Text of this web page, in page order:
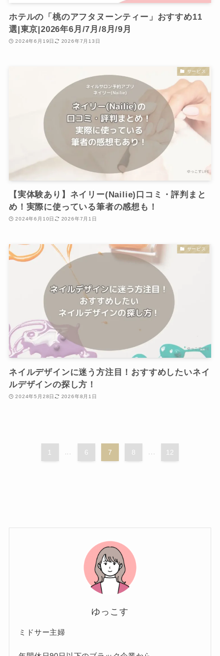
ホテルの「桃のアフタヌーンティー」おすすめ11
選|東京|2026年6月/7月/8月/9月
2024年6月19日 2026年7月13日
サービス
【実体験あり】ネイリー(Nailie)口コミ・評判まと
め！実際に使っている筆者の感想も！
2024年6月10日 2026年7月1日
サービス
ネイルデザインに迷う方注目！おすすめしたいネイ
ルデザインの探し方！
2024年5月28日 2026年8月1日
1 ... 6 7 8 ... 12
ゆっこす
ミドサー主婦